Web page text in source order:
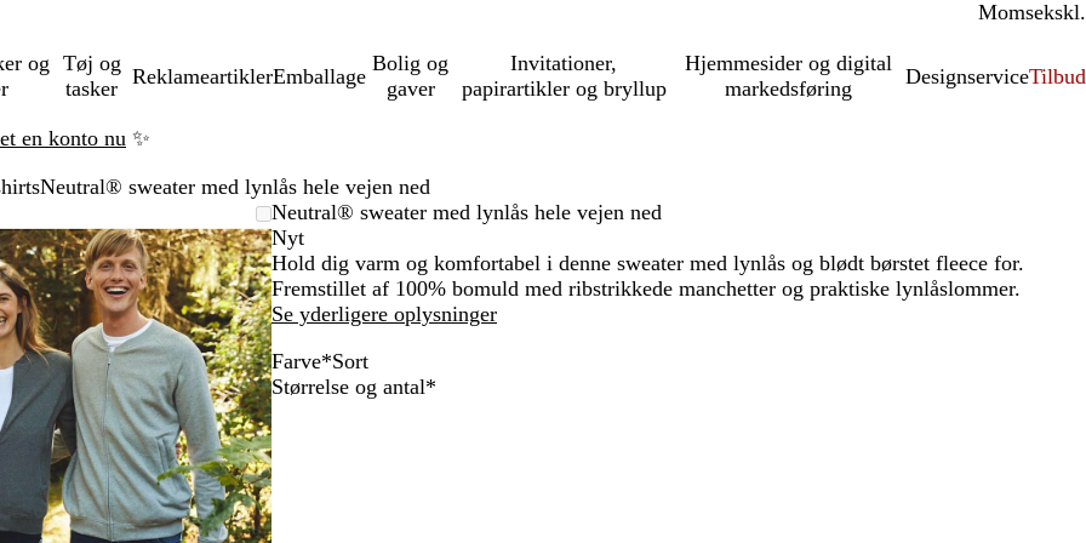
Momsinkl.
ekskl.
og Tøj og
tasker
ReklameartiklerEmballage
Bolig og
gaver
Invitationer,
papirartikler og bryllup
Hjemmesider og digital
markedsføring
DesignserviceTilbud
en konto nu ✨
Neutral® sweater med lynlås hele vejen ned
billede
til
minimum
for
at
udvide
tasterne
plus
og
minus
til
at
zoome
og
piletasterne
til
at
panorere
Neutral® sweater med lynlås hele vejen ned
Nyt
Hold dig varm og komfortabel i denne sweater med lynlås og blødt børstet fleece for.
Fremstillet af 100% bomuld med ribstrikkede manchetter og praktiske lynlåslommer.
Se yderligere oplysninger
Farve*Sort
S
o
r
t
M
a
r
i
n
e
b
M
ø
r
k
l
y
n
G
r
å
m
e
l
e
Størrelse og antal*